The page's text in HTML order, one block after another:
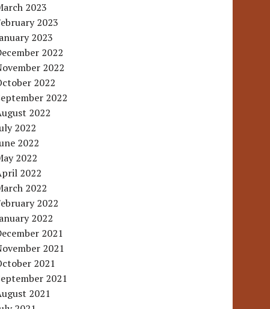
2023
2023
2023
2022
2022
2022
2022
2022
2022
2022
2022
2022
2022
2022
2022
2021
2021
2021
2021
2021